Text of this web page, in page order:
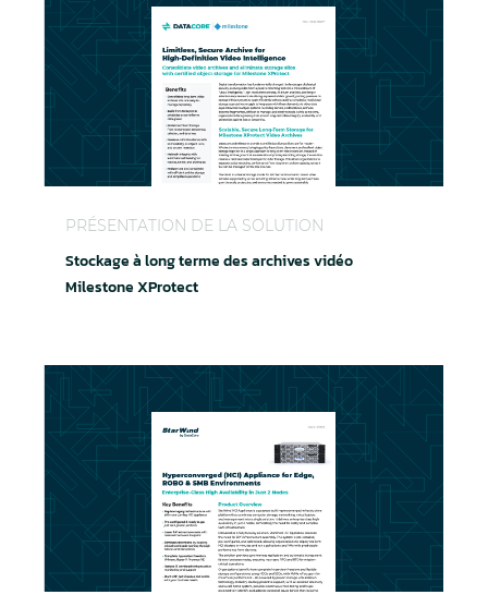
PRÉSENTATION DE LA SOLUTION
Stockage à long terme des archives vidéo
Milestone XProtect